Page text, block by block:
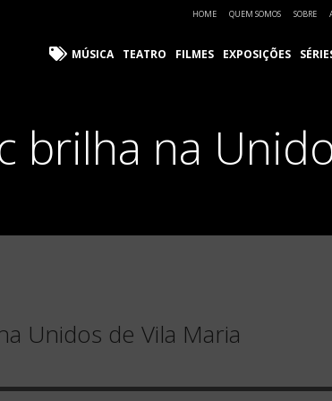
HOME QUEM SOMOS SOBRE
MÚSICA TEATRO FILMES EXPOSIÇÕES
brilha na
Unidos de Vila Maria